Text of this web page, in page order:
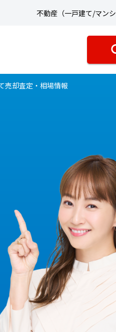
不動産（一戸建て/マン
売却査定・相場情報